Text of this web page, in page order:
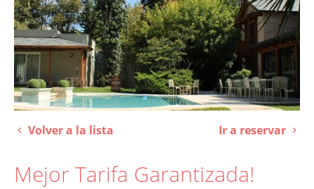
Volver a la lista Ir a reservar
Mejor Tarifa Garantizada!